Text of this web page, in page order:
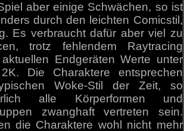
aber einige Schwächen, so ist
durch den leichten Comicstil,
Es verbraucht dafür aber viel zu
trotz fehlendem Raytracing
Endgeräten Werte unter
Die Charaktere entsprechen
Woke-Stil der Zeit, so
alle Körperformen und
zwanghaft vertreten sein.
die Charaktere wohl nicht mehr